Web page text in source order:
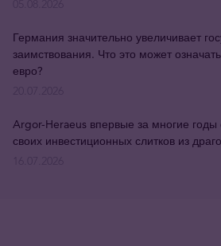
Германия значительно увеличивает
заимствования. Что это может
евро?
Argor-Heraeus впервые за многие годы
своих инвестиционных слитков из